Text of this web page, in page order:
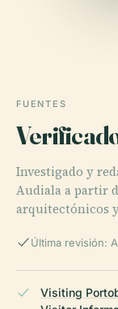
FUENTES
Investigado y
Audiala a partir
arquitectónicos
Última revisión:
Visiting